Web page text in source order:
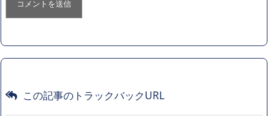
この記事のトラックバックURL